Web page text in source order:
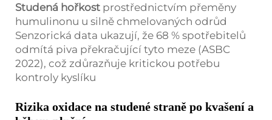
Studená hořkost prostřednictvím přeměny
humulinonu u silně chmelovaných odrůd
Senzorická data ukazují, že 68 % spotřebitelů
odmítá piva překračující tyto meze (ASBC
2022), což zdůrazňuje kritickou potřebu
kontroly kyslíku
Rizika oxidace na studené straně po kvašení a